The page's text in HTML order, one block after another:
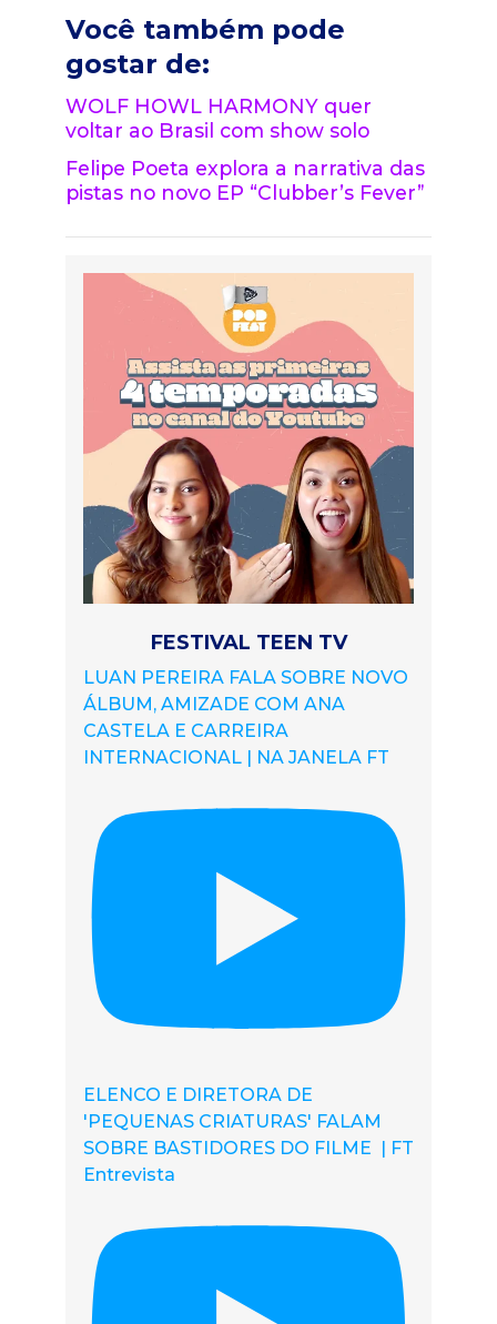
Você também pode
gostar de:
WOLF HOWL HARMONY quer
voltar ao Brasil com show solo
Felipe Poeta explora a narrativa das
pistas no novo EP “Clubber’s Fever”
FESTIVAL TEEN TV
LUAN PEREIRA FALA SOBRE NOVO
ÁLBUM, AMIZADE COM ANA
CASTELA E CARREIRA
INTERNACIONAL | NA JANELA FT
ELENCO E DIRETORA DE
'PEQUENAS CRIATURAS' FALAM
SOBRE BASTIDORES DO FILME | FT
Entrevista